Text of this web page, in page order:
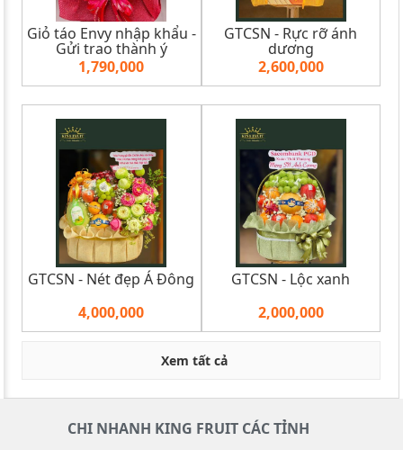
Giỏ táo Envy nhập khẩu -
Gửi trao thành ý
1,790,000
GTCSN - Rực rỡ ánh
dương
2,600,000
GTCSN - Nét đẹp Á Đông
4,000,000
GTCSN - Lộc xanh
2,000,000
Xem tất cả
CHI NHANH KING FRUIT CÁC TỈNH